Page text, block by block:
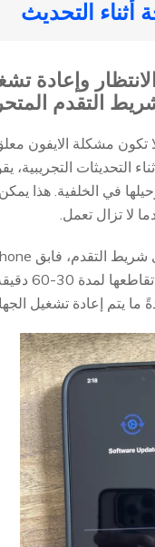
أثناء التحديث
1. الانتظار
التقدم
أثناء التحديثات
في الخلفية. هذا
لا تزال تعمل.
وشبكة
ما يتم إعادة تشغيل